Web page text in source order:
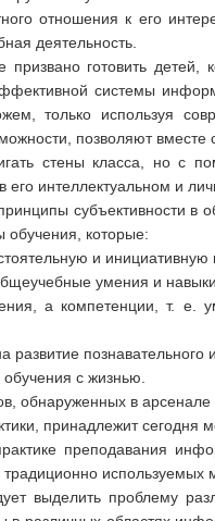
отношения к его
деятельность.
призвано готовить
системы
только используя
позволяют
стены класса, но с
интеллектуальном и
субъективности в
обучения, которые:
и
умения и
а компетенции, т. е.
познавательного
с жизнью.
обнаруженных в
принадлежит сегодня
преподавания
используемых
выделить проблему